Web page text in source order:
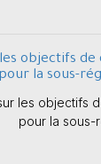
objectifs
pour la sous-
les objectifs
pour la sous-